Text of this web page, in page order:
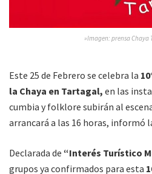
»Imagen: prensa Chaya
Este 25 de Febrero se celebra la
la Chaya en Tartagal, en las
cumbia y folklore subirán al
arrancará a las 16 horas, informó
Declarada de “Interés Turístico
grupos ya confirmados para esta